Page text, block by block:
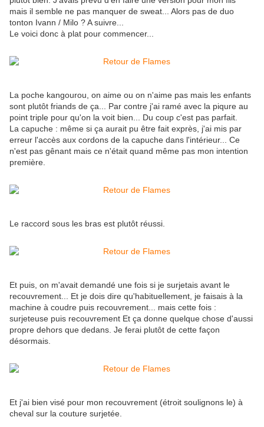
mais il semble ne pas manquer de sweat... Alors pas de duo
tonton Ivann / Milo ? A suivre...
Le voici donc à plat pour commencer...
La poche kangourou, on aime ou on n'aime pas mais les enfants
sont plutôt friands de ça... Par contre j'ai ramé avec la piqure au
point triple pour qu'on la voit bien... Du coup c'est pas parfait.
La capuche : même si ça aurait pu être fait exprès, j'ai mis par
erreur l'accès aux cordons de la capuche dans l'intérieur... Ce
n'est pas gênant mais ce n'était quand même pas mon intention
première.
Le raccord sous les bras est plutôt réussi.
Et puis, on m'avait demandé une fois si je surjetais avant le
recouvrement... Et je dois dire qu'habituellement, je faisais à la
machine à coudre puis recouvrement... mais cette fois :
surjeteuse puis recouvrement Et ça donne quelque chose d'aussi
propre dehors que dedans. Je ferai plutôt de cette façon
désormais.
Et j'ai bien visé pour mon recouvrement (étroit soulignons le) à
cheval sur la couture surjetée.